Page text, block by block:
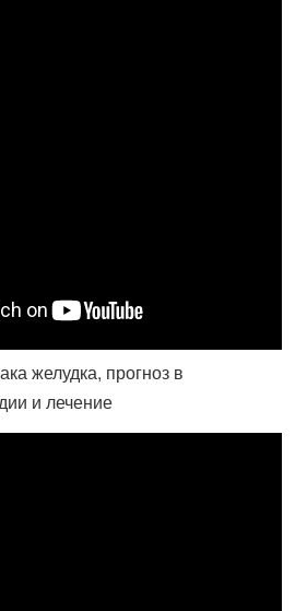
желудка, прогноз в
и лечение